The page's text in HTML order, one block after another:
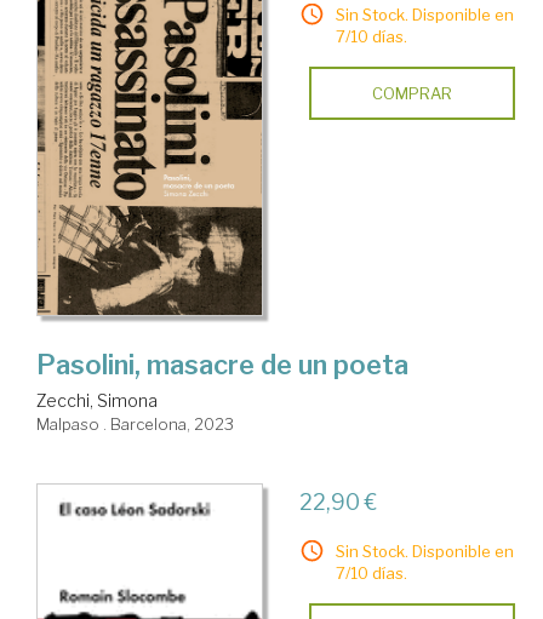
Sin Stock. Disponible en
7/10 días.
COMPRAR
Pasolini, masacre de un poeta
Zecchi, Simona
Malpaso . Barcelona, 2023
22,90 €
Sin Stock. Disponible en
7/10 días.